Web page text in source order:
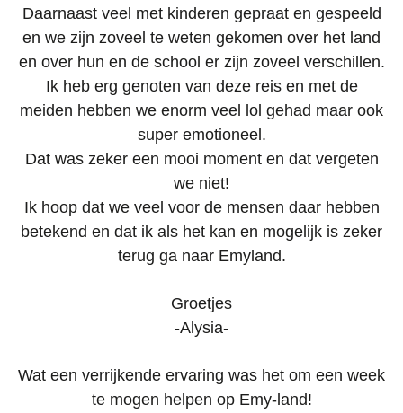
Daarnaast veel met kinderen gepraat en gespeeld
en we zijn zoveel te weten gekomen over het land
en over hun en de school er zijn zoveel verschillen.
Ik heb erg genoten van deze reis en met de
meiden hebben we enorm veel lol gehad maar ook
super emotioneel.
Dat was zeker een mooi moment en dat vergeten
we niet!
Ik hoop dat we veel voor de mensen daar hebben
betekend en dat ik als het kan en mogelijk is zeker
terug ga naar Emyland.
Groetjes
-Alysia-
Wat een verrijkende ervaring was het om een week
te mogen helpen op Emy-land!